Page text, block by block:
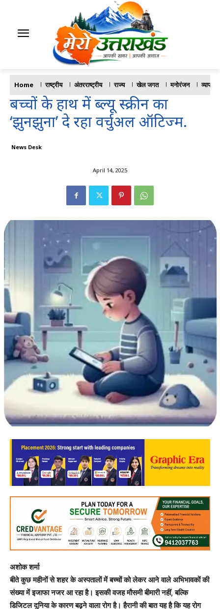
Home राष्ट्रीय अंतरराष्ट्रीय राज्य खेल जगत मनोरंजन व्यापार
बच्चों के हाथ में ब्ल्यू स्क्रीन का
‘झुनझुना’ दे रहा वर्चुअल ऑटिज्म.
News Desk
April 14, 2025
अशोक शर्मा
बीते कुछ महीनों से शहर के अस्पतालों में बच्चों को लेकर आने वाले अभिभावकों की
संख्या में इजाफा नजर आ रहा है। इसकी वजह मौसमी बीमारी नहीं, बल्कि
डिजिटल दुनिया के कारण बढ़ने वाला रोग है। हैरानी की बात यह है कि यह रोग